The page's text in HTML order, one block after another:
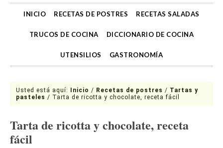
INICIO RECETAS DE POSTRES RECETAS SALADAS
TRUCOS DE COCINA DICCIONARIO DE COCINA
UTENSILIOS GASTRONOMÍA
Usted está aquí: Inicio / Recetas de postres / Tartas y
pasteles / Tarta de ricotta y chocolate, receta fácil
Tarta de ricotta y chocolate, receta
fácil